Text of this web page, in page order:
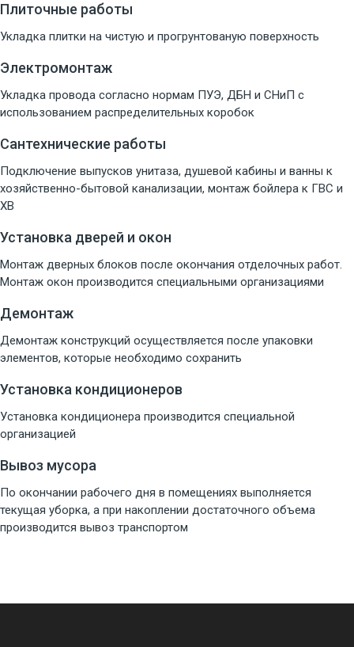
Плиточные работы
Укладка плитки на чистую и прогрунтованую поверхность
Электромонтаж
Укладка провода согласно нормам ПУЭ, ДБН и СНиП с
использованием распределительных коробок
Сантехнические работы
Подключение выпусков унитаза, душевой кабины и ванны к
хозяйственно-бытовой канализации, монтаж бойлера к ГВС и
ХВ
Установка дверей и окон
Монтаж дверных блоков после окончания отделочных работ.
Монтаж окон производится специальными организациями
Демонтаж
Демонтаж конструкций осуществляется после упаковки
элементов, которые необходимо сохранить
Установка кондиционеров
Установка кондиционера производится специальной
организацией
Вывоз мусора
По окончании рабочего дня в помещениях выполняется
текущая уборка, а при накоплении достаточного объема
производится вывоз транспортом